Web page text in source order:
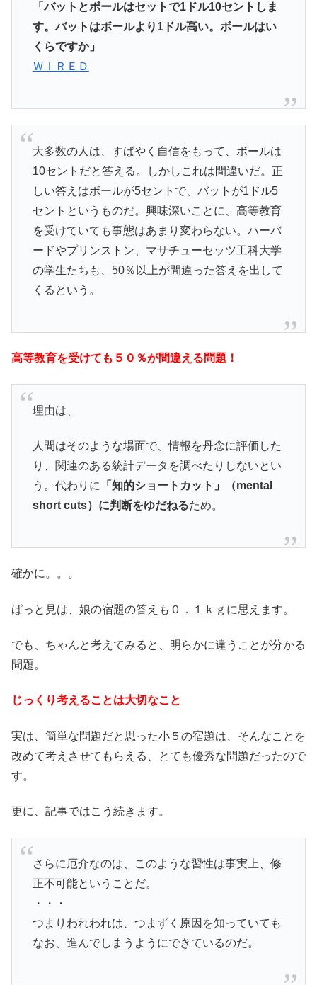
「バットとボールはセットで1ドル10セントしま
す。バットはボールより1ドル高い。ボールはい
くらですか」
ＷＩＲＥＤ
大多数の人は、すばやく自信をもって、ボールは
10セントだと答える。しかしこれは間違いだ。正
しい答えはボールが5セントで、バットが1ドル5
セントというものだ。興味深いことに、高等教育
を受けていても事態はあまり変わらない。ハーバ
ードやプリンストン、マサチューセッツ工科大学
の学生たちも、50％以上が間違った答えを出して
くるという。
高等教育を受けても５０％が間違える問題！
理由は、
人間はそのような場面で、情報を丹念に評価した
り、関連のある統計データを調べたりしないとい
う。代わりに
「知的ショートカット」（mental
short cuts）に判断をゆだねるため。
確かに。。。
ぱっと見は、娘の宿題の答えも０．１ｋｇに思えます。
でも、ちゃんと考えてみると、明らかに違うことが分かる
問題。
じっくり考えることは大切なこと
実は、簡単な問題だと思った小５の宿題は、そんなことを
改めて考えさせてもらえる、とても優秀な問題だったので
す。
更に、記事ではこう続きます。
さらに厄介なのは、このような習性は事実上、修
正不可能ということだ。
・・・
つまりわれわれは、つまずく原因を知っていても
なお、進んでしまうようにできているのだ。